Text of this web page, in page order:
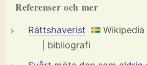
Referenser och mer
Rättshaverist
| bibliografi